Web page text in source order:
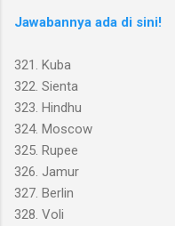
Jawabannya ada di sini!
321. Kuba
322. Sienta
323. Hindhu
324. Moscow
325. Rupee
326. Jamur
327. Berlin
328. Voli